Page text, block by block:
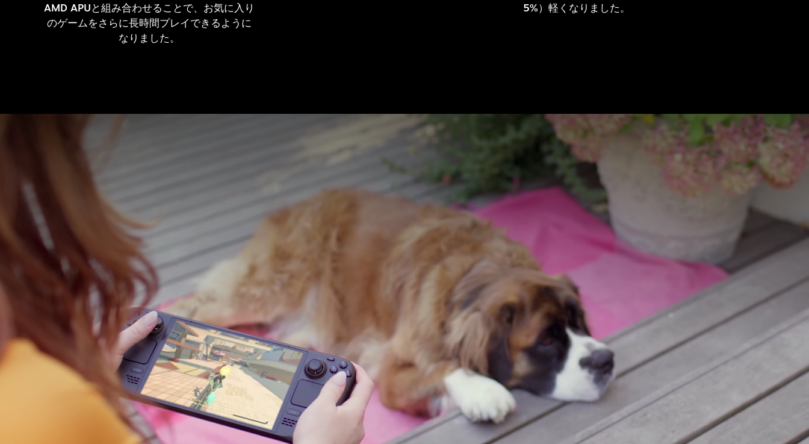
AMD APUと組み合わせることで、お気に入り
のゲームをさらに長時間プレイできるように
なりました。
5%）軽くなりました。